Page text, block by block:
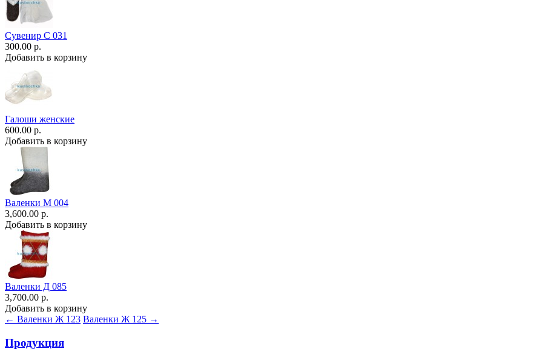
Сувенир С 031
300.00 р.
Добавить в корзину
Галоши женские
600.00 р.
Добавить в корзину
Валенки М 004
3,600.00 р.
Добавить в корзину
Валенки Д 085
3,700.00 р.
Добавить в корзину
← Валенки Ж 123 Валенки Ж 125 →
Продукция